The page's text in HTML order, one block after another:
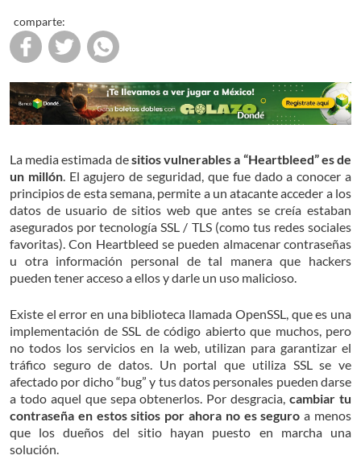
comparte:
La media estimada desitios vulnerables a “Heartbleed” es de
un millón. El agujero de seguridad, que fue dado a conocer a
principios de esta semana, permite a un atacante acceder a los
datos de usuario de sitios web que antes se creía estaban
asegurados por tecnología SSL / TLS (como tus redes sociales
favoritas). Con Heartbleed se pueden almacenar contraseñas
u otra información personal de tal manera que hackers
pueden tener acceso a ellos y darle un uso malicioso.
Existe el error en una biblioteca llamada OpenSSL, que es una
implementación de SSL de código abierto que muchos, pero
no todos los servicios en la web, utilizan para garantizar el
tráfico seguro de datos. Un portal que utiliza SSL se ve
afectado por dicho “bug” y tus datos personales pueden darse
a todo aquel que sepa obtenerlos. Por desgracia,cambiar tu
contraseña en estos sitios por ahora no es seguro a menos
que los dueños del sitio hayan puesto en marcha una
solución.